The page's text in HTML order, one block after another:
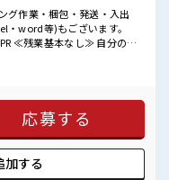
グ作業・梱包・発送・入出
・word等)もございます。
本ナシのお仕事♪ オンとオ
でも活躍できる≫ 新しい
ど、 しっかり働く環境が
・ステップUP目指してい
仕事が探せる≫ 困った事な
す！ ■職場の雰囲
ュ！ 職場にはロッカー完
応募する
加する